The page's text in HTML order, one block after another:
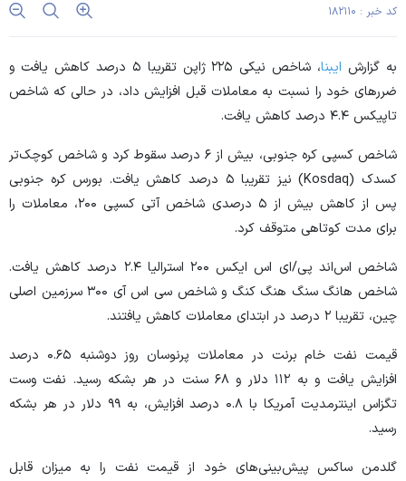
کد خبر : ۱۸۲۱۱۰
به گزارش ایبنا
، شاخص نیکی ۲۲۵ ژاپن تقریبا ۵ درصد کاهش یافت و
ضرر‌های خود را نسبت به معاملات قبل افزایش داد، در حالی که شاخص
تاپیکس ۴.۴ درصد کاهش یافت.
شاخص کسپی کره جنوبی، بیش از ۶ درصد سقوط کرد و شاخص کوچک‌تر
کسدک (Kosdaq) نیز تقریبا ۵ درصد کاهش یافت. بورس کره جنوبی
پس از کاهش بیش از ۵ درصدی شاخص آتی کسپی ۲۰۰، معاملات را
برای مدت کوتاهی متوقف کرد.
شاخص اس‌اند پی/ای اس ایکس ۲۰۰ استرالیا ۲.۴ درصد کاهش یافت.
شاخص هانگ سنگ هنگ کنگ و شاخص سی اس آی ۳۰۰ سرزمین اصلی
چین، تقریبا ۲ درصد در ابتدای معاملات کاهش یافتند.
قیمت نفت خام برنت در معاملات پرنوسان روز دوشنبه ۰.۶۵ درصد
افزایش یافت و به ۱۱۲ دلار و ۶۸ سنت در هر بشکه رسید. نفت وست
تگزاس اینترمدیت آمریکا با ۰.۸ درصد افزایش، به ۹۹ دلار در هر بشکه
رسید.
گلدمن ساکس پیش‌بینی‌های خود از قیمت نفت را به میزان قابل